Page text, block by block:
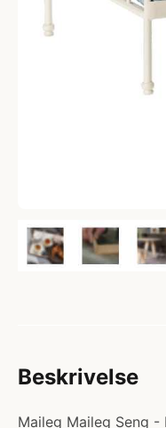
Beskrivelse
Maileg Maileg Seng